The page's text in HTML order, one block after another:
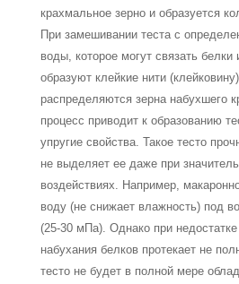
крахмальное зерно и образуется
При замешивании теста с
воды, которое могут связать
образуют клейкие нити
распределяются зерна набухшего
процесс приводит к образованию
упругие свойства. Такое тесто
не выделяет ее даже при
воздействиях. Например,
воду (не снижает влажность) под
(25-30 мПа). Однако при
набухания белков протекает не
тесто не будет в полной мере